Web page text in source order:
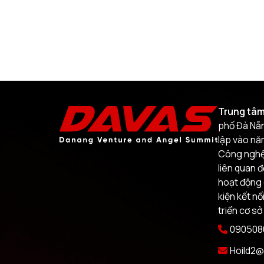
Trung
phố Đà
lập vào
Công
liên quan
hoạt động
kiện kết
triển cơ